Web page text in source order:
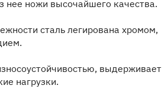
нее ножи высочайшего качества.
сталь легирована хромом,
выдерживает
нагрузки.